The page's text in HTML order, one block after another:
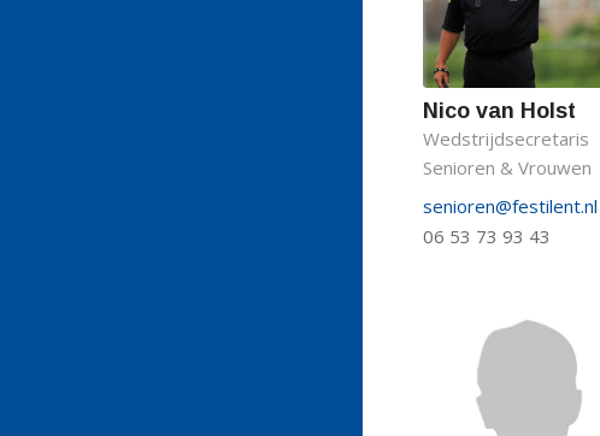
Nico van Holst
Wedstrijdsecretaris
Senioren & Vrouwen
senioren@festilent.nl
06 53 73 93 43